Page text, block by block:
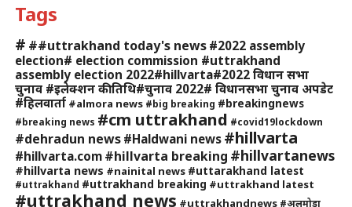
Tags
# ##uttrakhand today's news #2022 assembly
election# election commission #uttrakhand
assembly election 2022#hillvarta#2022 विधान सभा
चुनाव #इलेक्शन की तिथि#चुनाव 2022# विधानसभा चुनाव अपडेट
#हिलवार्ता #almora news #big breaking #breakingnews
#breaking news #cm uttrakhand #covid19lockdown
#dehradun news #Haldwani news #hillvarta
#hillvarta.com #hillvarta breaking #hillvartanews
#hillvarta news #nainital news #uttarakhand latest
#uttrakhand #uttrakhand breaking #uttrakhand latest
#uttrakhand news #uttrakhandnews #अलमोड़ा